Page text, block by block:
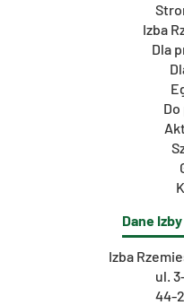
Izba
Dla
Dane
Izba
ul.
44-